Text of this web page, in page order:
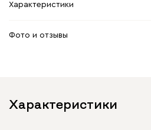
Характеристики
Фото и отзывы
Характеристики